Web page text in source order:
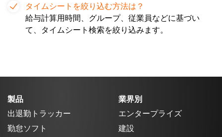
タイムシートを絞り込む方法は？
給与計算用時間、グループ、従業員などに基づい
て、タイムシート検索を絞り込みます。
製品
出退勤トラッカー
勤怠ソフト
業界別
エンタープライズ
建設